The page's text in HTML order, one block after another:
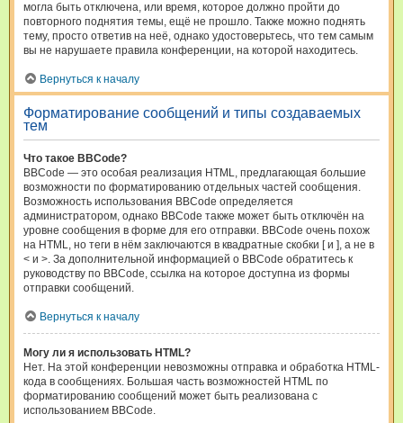
могла быть отключена, или время, которое должно пройти до
повторного поднятия темы, ещё не прошло. Также можно поднять
тему, просто ответив на неё, однако удостоверьтесь, что тем самым
вы не нарушаете правила конференции, на которой находитесь.
Вернуться к началу
Форматирование сообщений и типы создаваемых
тем
Что такое BBCode?
BBCode — это особая реализация HTML, предлагающая большие
возможности по форматированию отдельных частей сообщения.
Возможность использования BBCode определяется
администратором, однако BBCode также может быть отключён на
уровне сообщения в форме для его отправки. BBCode очень похож
на HTML, но теги в нём заключаются в квадратные скобки [ и ], а не в
< и >. За дополнительной информацией о BBCode обратитесь к
руководству по BBCode, ссылка на которое доступна из формы
отправки сообщений.
Вернуться к началу
Могу ли я использовать HTML?
Нет. На этой конференции невозможны отправка и обработка HTML-
кода в сообщениях. Большая часть возможностей HTML по
форматированию сообщений может быть реализована с
использованием BBCode.